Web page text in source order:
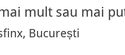
mult sau mai
București